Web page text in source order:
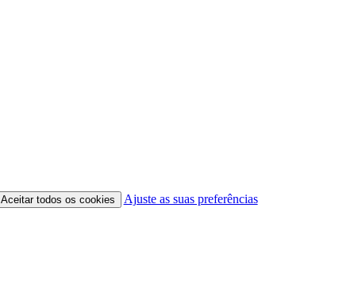
Aceitar todos os cookies Ajuste as suas preferências